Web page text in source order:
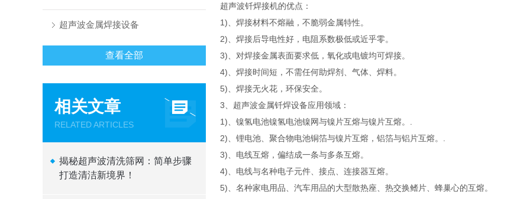
超声波金属焊接设备
查看全部
相关文章
RELATED ARTICLES
揭秘超声波清洗筛网：简单步骤
打造清洁新境界！
超声波钎焊接机的优点：
1)、焊接材料不熔融，不脆弱金属特性。
2)、焊接后导电性好，电阻系数极低或近乎零。
3)、对焊接金属表面要求低，氧化或电镀均可焊接。
4)、焊接时间短，不需任何助焊剂、气体、焊料。
5)、焊接无火花，环保安全。
3、超声波金属钎焊设备应用领域：
1)、镍氢电池镍氢电池镍网与镍片互熔与镍片互熔。.
2)、锂电池、聚合物电池铜箔与镍片互熔，铝箔与铝片互熔。.
3)、电线互熔，偏结成一条与多条互熔。
4)、电线与名种电子元件、接点、连接器互熔。
5)、名种家电用品、汽车用品的大型散热座、热交换鳍片、蜂巢心的互熔。